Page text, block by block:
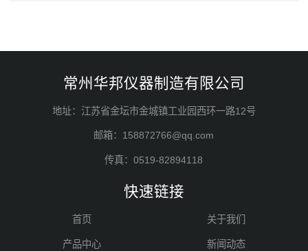
常州华邦仪器制造有限公司
地址：江苏省金坛市金城镇工业园西环一路12号
邮箱：158872766@qq.com
传真：0519-82894118
快速链接
首页 关于我们
产品中心 新闻动态